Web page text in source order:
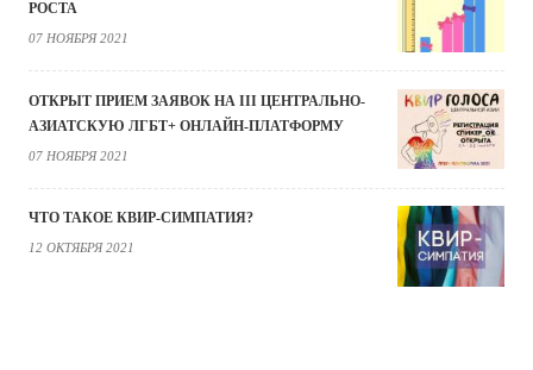
РОСТА
07 НОЯБРЯ 2021
ОТКРЫТ ПРИЕМ ЗАЯВОК НА III ЦЕНТРАЛЬНО-
АЗИАТСКУЮ ЛГБТ+ ОНЛАЙН-ПЛАТФОРМУ
07 НОЯБРЯ 2021
ЧТО ТАКОЕ КВИР-СИМПАТИЯ?
12 ОКТЯБРЯ 2021